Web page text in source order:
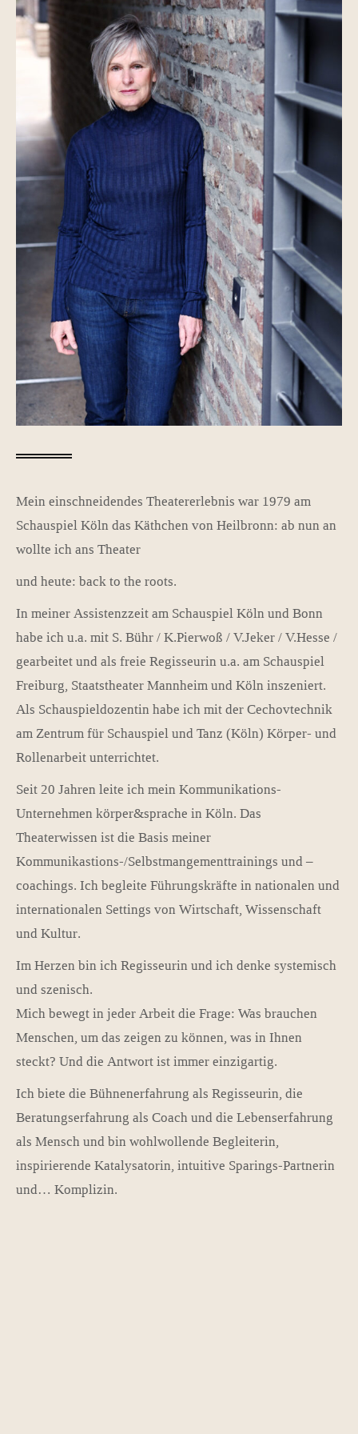
Mein einschneidendes Theatererlebnis war 1979 am
Schauspiel Köln das Käthchen von Heilbronn: ab nun an
wollte ich ans Theater
und heute: back to the roots.
In meiner Assistenzzeit am Schauspiel Köln und Bonn
habe ich u.a. mit S. Bühr / K.Pierwoß / V.Jeker / V.Hesse /
gearbeitet und als freie Regisseurin u.a. am Schauspiel
Freiburg, Staatstheater Mannheim und Köln inszeniert.
Als Schauspieldozentin habe ich mit der Cechovtechnik
am Zentrum für Schauspiel und Tanz (Köln) Körper- und
Rollenarbeit unterrichtet.
Seit 20 Jahren leite ich mein Kommunikations-
Unternehmen körper&sprache in Köln. Das
Theaterwissen ist die Basis meiner
Kommunikastions-/Selbstmangementtrainings und –
coachings. Ich begleite Führungskräfte in nationalen und
internationalen Settings von Wirtschaft, Wissenschaft
und Kultur.
Im Herzen bin ich Regisseurin und ich denke systemisch
und szenisch.
Mich bewegt in jeder Arbeit die Frage: Was brauchen
Menschen, um das zeigen zu können, was in Ihnen
steckt? Und die Antwort ist immer einzigartig.
Ich biete die Bühnenerfahrung als Regisseurin, die
Beratungserfahrung als Coach und die Lebenserfahrung
als Mensch und bin wohlwollende Begleiterin,
inspirierende Katalysatorin, intuitive Sparings-Partnerin
und… Komplizin.